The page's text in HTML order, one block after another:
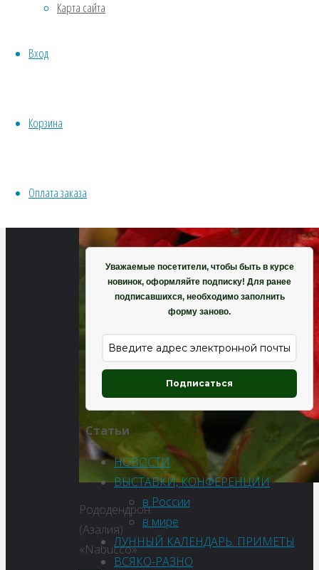
Карта сайта
Вход
Корзина
Оплата заказа
Рододендрон
(Азалия)
«Nabucco»
Хвойники
ИНСТРУМЕНТЫ, ОБОРУДОВАНИЕ
Уважаемые посетители, чтобы быть в курсе
новинок, оформляйте подписку! Для ранее
подписавшихся, необходимо заполнить
форму заново.
Подписаться
Статьи
НОВОСТИ
ВЫСТАВКИ, КОНФЕРЕНЦИИ
в России
в мире
ЛУННЫЙ КАЛЕНДАРЬ. ПРИМЕТЫ
ВСЯКО-РАЗНО